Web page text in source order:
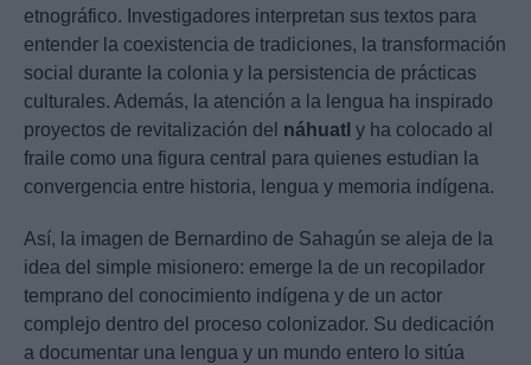
etnográfico. Investigadores interpretan sus textos para
entender la coexistencia de tradiciones, la transformación
social durante la colonia y la persistencia de prácticas
culturales. Además, la atención a la lengua ha inspirado
proyectos de revitalización del náhuatl y ha colocado al
fraile como una figura central para quienes estudian la
convergencia entre historia, lengua y memoria indígena.
Así, la imagen de Bernardino de Sahagún se aleja de la
idea del simple misionero: emerge la de un recopilador
temprano del conocimiento indígena y de un actor
complejo dentro del proceso colonizador. Su dedicación
a documentar una lengua y un mundo entero lo sitúa